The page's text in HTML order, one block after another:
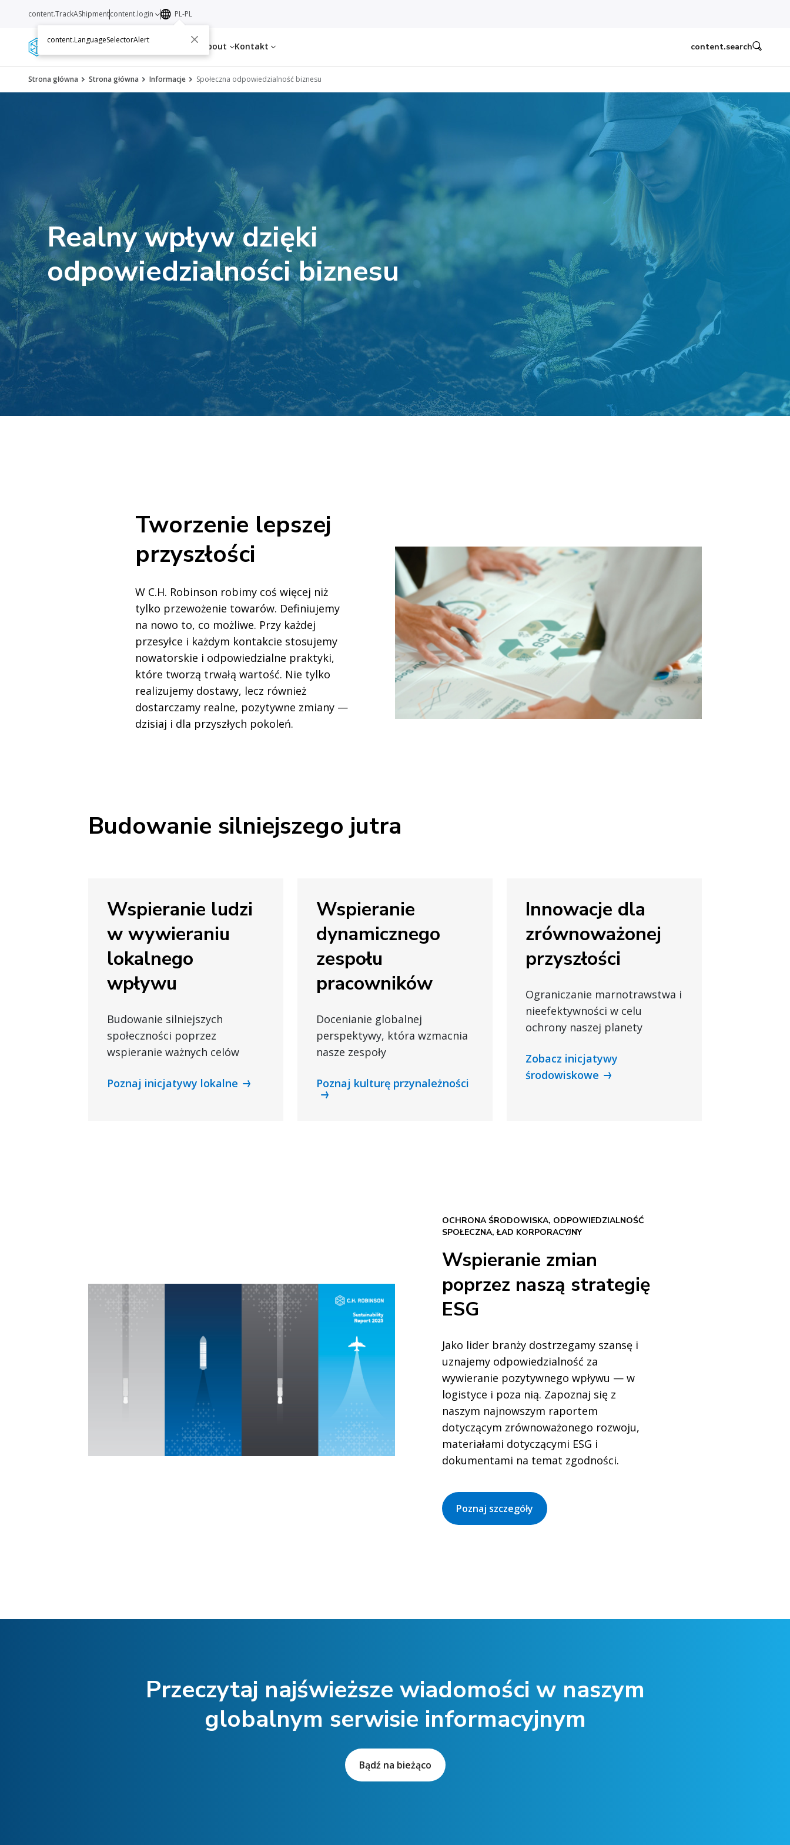
Services Resources About Kontakt
content.TrackAShipmentcontent.login PL-PL
content.LanguageSelectorAlert
content.search
Strona główna Strona główna Informacje Społeczna odpowiedzialność biznesu
Realny wpływ dzięki
odpowiedzialności biznesu
Tworzenie lepszej
przyszłości
W C.H. Robinson robimy coś więcej niż
tylko przewożenie towarów. Definiujemy
na nowo to, co możliwe. Przy każdej
przesyłce i każdym kontakcie stosujemy
nowatorskie i odpowiedzialne praktyki,
które tworzą trwałą wartość. Nie tylko
realizujemy dostawy, lecz również
dostarczamy realne, pozytywne zmiany —
dzisiaj i dla przyszłych pokoleń.
Budowanie silniejszego jutra
Wspieranie ludzi
w wywieraniu
lokalnego
wpływu
Budowanie silniejszych
społeczności poprzez
wspieranie ważnych celów
Poznaj inicjatywy lokalne
Wspieranie
dynamicznego
zespołu
pracowników
Docenianie globalnej
perspektywy, która wzmacnia
nasze zespoły
Poznaj kulturę przynależności
Innowacje dla
zrównoważonej
przyszłości
Ograniczanie marnotrawstwa i
nieefektywności w celu
ochrony naszej planety
Zobacz inicjatywy
środowiskowe
OCHRONA ŚRODOWISKA, ODPOWIEDZIALNOŚĆ
SPOŁECZNA, ŁAD KORPORACYJNY
Wspieranie zmian
poprzez naszą strategię
ESG
Jako lider branży dostrzegamy szansę i
uznajemy odpowiedzialność za
wywieranie pozytywnego wpływu — w
logistyce i poza nią. Zapoznaj się z
naszym najnowszym raportem
dotyczącym zrównoważonego rozwoju,
materiałami dotyczącymi ESG i
dokumentami na temat zgodności.
Poznaj szczegóły
Przeczytaj najświeższe wiadomości w naszym
globalnym serwisie informacyjnym
Bądź na bieżąco